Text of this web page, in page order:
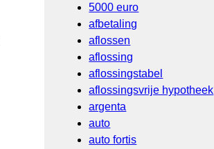
5000 euro
afbetaling
aflossen
aflossing
aflossingstabel
aflossingsvrije hypotheek
argenta
auto
auto fortis